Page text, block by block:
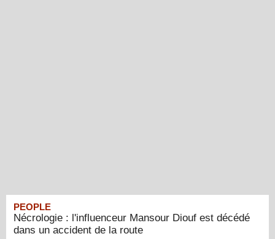
PEOPLE
Nécrologie : l'influenceur Mansour Diouf est décédé
dans un accident de la route